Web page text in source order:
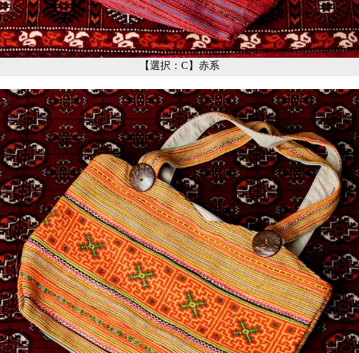
【選択：C】赤系